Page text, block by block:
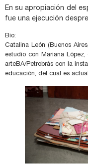
En su apropiación del
fue una ejecución
Bio:
Catalina León (Buenos
estudio con Mariana
arteBA/Petrobrás con la
educación, del cual es